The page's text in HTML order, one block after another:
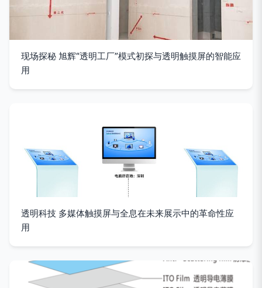
现场探秘 旭辉“透明工厂”模式初探与透明触摸屏的智能应
用
透明科技 多媒体触摸屏与全息在未来展示中的革命性应
用